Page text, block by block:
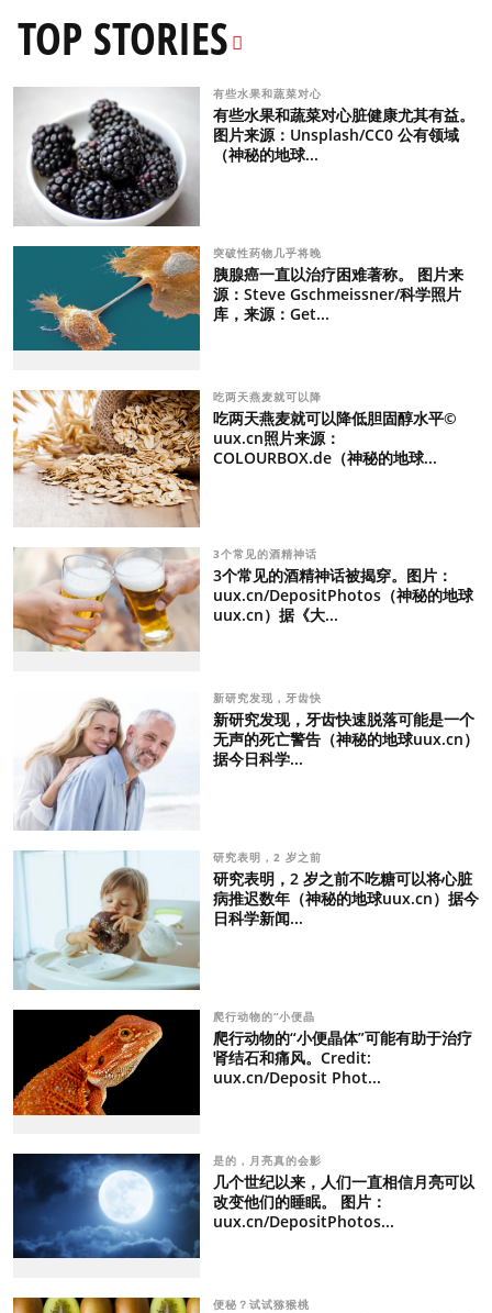
TOP STORIES
有些水果和蔬菜对心
有些水果和蔬菜对心脏健康尤其有益。
图片来源：Unsplash/CC0 公有领域
（神秘的地球...
突破性药物几乎将晚
胰腺癌一直以治疗困难著称。 图片来
源：Steve Gschmeissner/科学照片
库，来源：Get...
吃两天燕麦就可以降
吃两天燕麦就可以降低胆固醇水平©
uux.cn照片来源：
COLOURBOX.de（神秘的地球...
3个常见的酒精神话
3个常见的酒精神话被揭穿。图片：
uux.cn/DepositPhotos（神秘的地球
uux.cn）据《大...
新研究发现，牙齿快
新研究发现，牙齿快速脱落可能是一个
无声的死亡警告（神秘的地球uux.cn）
据今日科学...
研究表明，2 岁之前
研究表明，2 岁之前不吃糖可以将心脏
病推迟数年（神秘的地球uux.cn）据今
日科学新闻...
爬行动物的“小便晶
爬行动物的“小便晶体”可能有助于治疗
肾结石和痛风。Credit:
uux.cn/Deposit Phot...
是的，月亮真的会影
几个世纪以来，人们一直相信月亮可以
改变他们的睡眠。 图片：
uux.cn/DepositPhotos...
便秘？试试猕猴桃